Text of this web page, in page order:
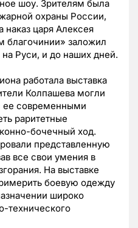
шоу. Зрителям была
охраны России,
наказ царя Алексея
благочинии» заложил
Руси, и до наших дней.
работала выставка
Колпашева могли
ее современными
раритетные
бочечный ход.
представленную
все свои умения в
На выставке
боевую одежду
широко
технического